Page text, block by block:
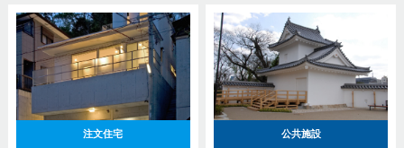
注文住宅 公共施設